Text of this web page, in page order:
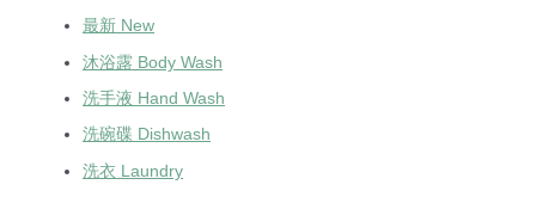
最新 New
沐浴露 Body Wash
洗手液 Hand Wash
洗碗碟 Dishwash
洗衣 Laundry